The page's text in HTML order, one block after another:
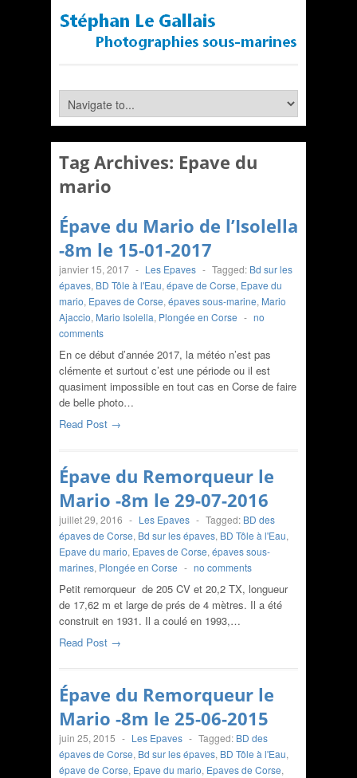
Tag Archives: Epave du
mario
Épave du Mario de l’Isolella
-8m le 15-01-2017
janvier 15, 2017 - Les Epaves - Tagged: Bd sur les
épaves, BD Tôle à l'Eau, épave de Corse, Epave du
mario, Epaves de Corse, épaves sous-marine, Mario
Ajaccio, Mario Isolella, Plongée en Corse - no
comments
En ce début d’année 2017, la météo n’est pas
clémente et surtout c’est une période ou il est
quasiment impossible en tout cas en Corse de faire
de belle photo…
Read Post →
Épave du Remorqueur le
Mario -8m le 29-07-2016
juillet 29, 2016 - Les Epaves - Tagged: BD des
épaves de Corse, Bd sur les épaves, BD Tôle à l'Eau,
Epave du mario, Epaves de Corse, épaves sous-
marines, Plongée en Corse - no comments
Petit remorqueur de 205 CV et 20,2 TX, longueur
de 17,62 m et large de prés de 4 mètres. Il a été
construit en 1931. Il a coulé en 1993,…
Read Post →
Épave du Remorqueur le
Mario -8m le 25-06-2015
juin 25, 2015 - Les Epaves - Tagged: BD des
épaves de Corse, Bd sur les épaves, BD Tôle à l'Eau,
épave de Corse, Epave du mario, Epaves de Corse,